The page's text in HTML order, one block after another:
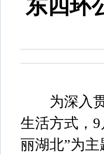
东四环
为深入贯
生活方式，
丽湖北”为